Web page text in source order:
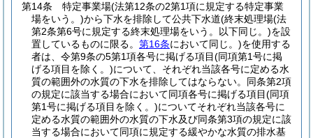
第14条
特定事業場(法第12条の2第1項に規定する特定事業
場をいう。)から下水を排除して公共下水道(終末処理場(法
第2条第6号に規定する終末処理場をいう。以下同じ。)を設
置しているものに限る。 第16条において同じ。)を使用する
者は、令第9条の5第1項各号に掲げる項目(同項第1号に掲
げる項目を除く。)について、それぞれ当該各号に定める水
質の範囲外の水質の下水を排除してはならない。 同条第2項
の規定に該当する場合において同項各号に掲げる項目(同項
第1号に掲げる項目を除く。)についてそれぞれ当該各号に
定める水質の範囲外の水質の下水及び同条第3項の規定に該
当する場合において同項に規定する緩やかな水質の排水基